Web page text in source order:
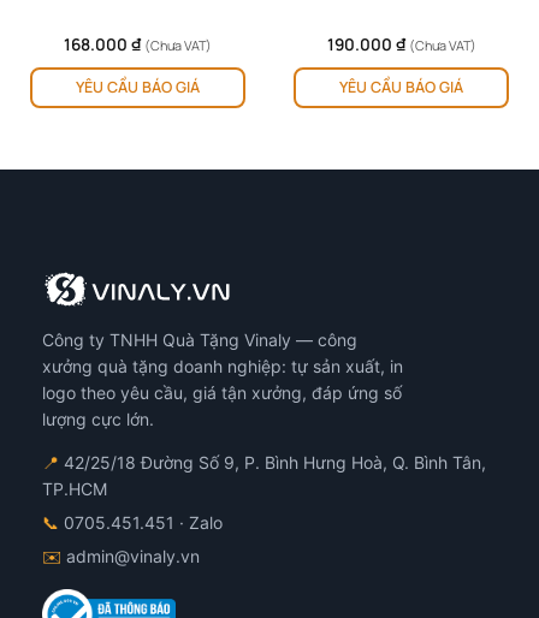
168.000 ₫ (Chưa VAT)
YÊU CẦU BÁO GIÁ
190.000 ₫ (Chưa VAT)
YÊU CẦU BÁO GIÁ
Công ty TNHH Quà Tặng Vinaly — công
xưởng quà tặng doanh nghiệp: tự sản xuất, in
logo theo yêu cầu, giá tận xưởng, đáp ứng số
lượng cực lớn.
📍 42/25/18 Đường Số 9, P. Bình Hưng Hoà, Q. Bình Tân,
TP.HCM
📞 0705.451.451 · Zalo
✉️ admin@vinaly.vn